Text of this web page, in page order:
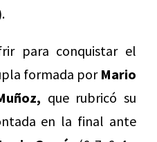
para conquistar el
formada por Mario
que rubricó su
en la final ante